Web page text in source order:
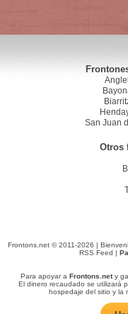
San Juan
Otros
Frontons.net © 2011-2026 |
RSS Feed |
Para apoyar a Frontons.nety
El dinero recaudado se utilizará
hospedaje del sitio y la